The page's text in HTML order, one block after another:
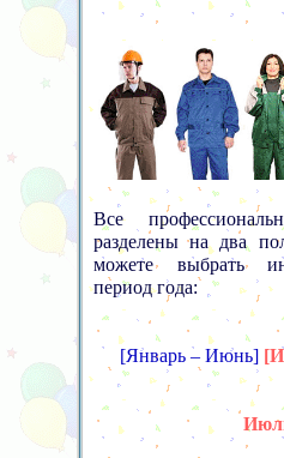
Все
разделены на два
можете выбрать
период года:
[Январь – Июнь]